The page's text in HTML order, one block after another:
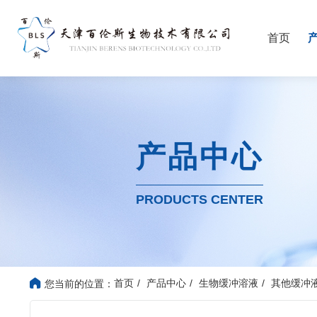
首页
产品中心
PRODUCTS CENTER
您当前的位置： 首页 产品中心 生物缓冲溶液 其他缓冲